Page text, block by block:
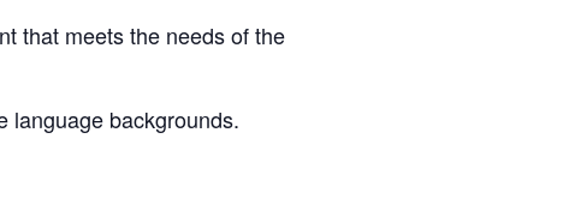
that meets the needs of the
language backgrounds.